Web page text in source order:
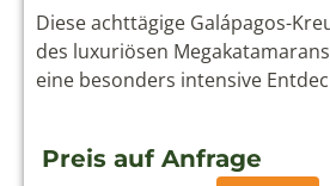
Diese achttägige Galápagos-
des luxuriösen
eine besonders intensive
Preis auf Anfrage